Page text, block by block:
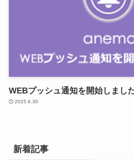
WEBプッシュ通知を開始しまし
2025.6.30
新着記事